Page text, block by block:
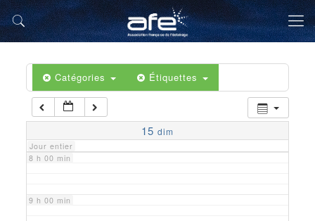
Catégories Étiquettes
15 dim
Jour entier
5 h 00 min
6 h 00 min
7 h 00 min
8 h 00 min
9 h 00 min